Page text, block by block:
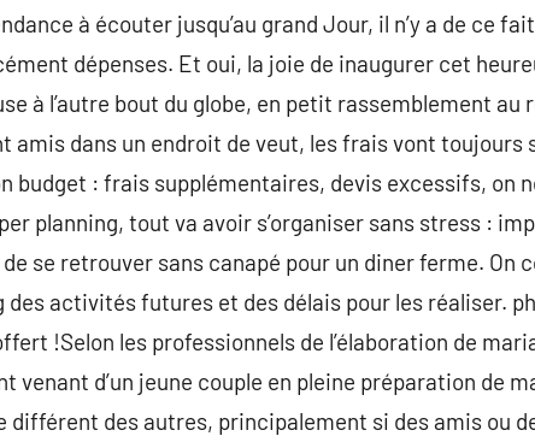
à écouter jusqu’au grand Jour, il n’y a de ce
dépenses. Et oui, la joie de inaugurer cet
à l’autre bout du globe, en petit rassemblement au
amis dans un endroit de veut, les frais vont toujours
budget : frais supplémentaires, devis excessifs, on
planning, tout va avoir s’organiser sans stress :
se retrouver sans canapé pour un diner ferme. On
activités futures et des délais pour les réaliser.
!Selon les professionnels de l’élaboration de
d’un jeune couple en pleine préparation de
différent des autres, principalement si des amis ou